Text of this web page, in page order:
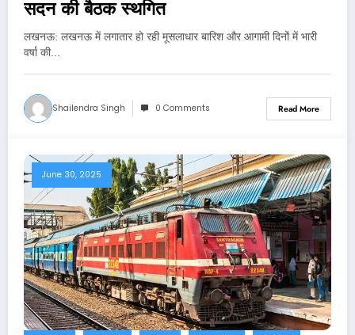
सदन की बैठक स्थगित
लखनऊ: लखनऊ में लगातार हो रही मूसलाधार बारिश और आगामी दिनों में भारी
वर्षा की…
Shailendra Singh 0 Comments Read More
June 30, 2025